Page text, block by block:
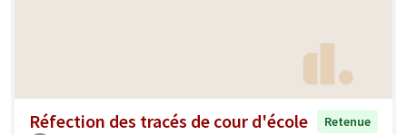
Réfection des tracés de cour d'école
Retenue